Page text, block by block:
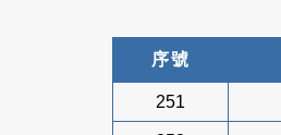
序號
251